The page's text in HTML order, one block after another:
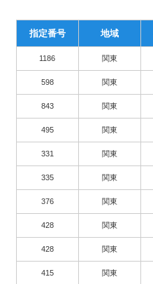
指定番号 地域
1186 関東
598 関東
843 関東
495 関東
331 関東
335 関東
376 関東
428 関東
428 関東
415 関東